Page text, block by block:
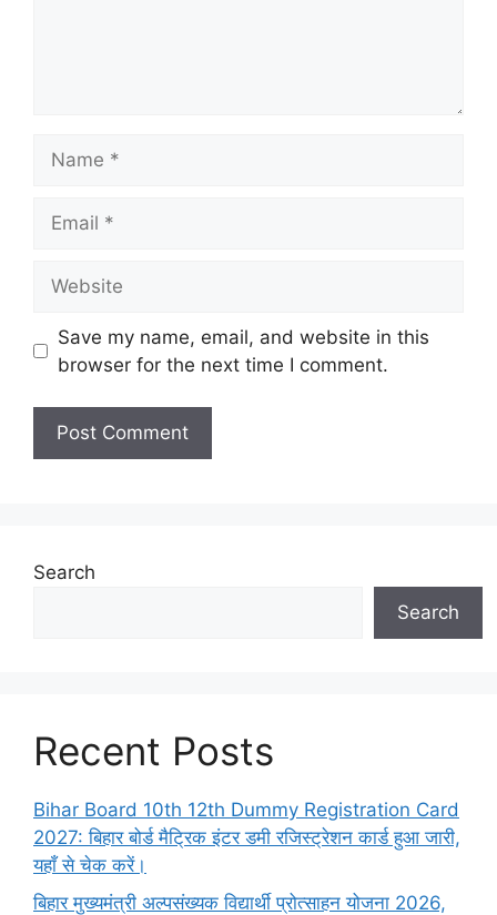
Save my name, email, and website in this
browser for the next time I comment.
Search
Search
Recent Posts
Bihar Board 10th 12th Dummy Registration Card
2027: बिहार बोर्ड मैट्रिक इंटर डमी रजिस्ट्रेशन कार्ड हुआ जारी,
यहाँ से चेक करें।
बिहार मुख्यमंत्री अल्पसंख्यक विद्यार्थी प्रोत्साहन योजना 2026,